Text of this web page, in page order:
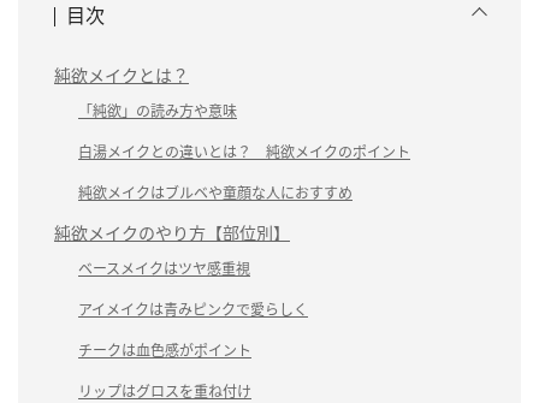
目次
純欲メイクとは？
「純欲」の読み方や意味
白湯メイクとの違いとは？ 純欲メイクのポイント
純欲メイクはブルベや童顔な人におすすめ
純欲メイクのやり方【部位別】
ベースメイクはツヤ感重視
アイメイクは青みピンクで愛らしく
チークは血色感がポイント
リップはグロスを重ね付け